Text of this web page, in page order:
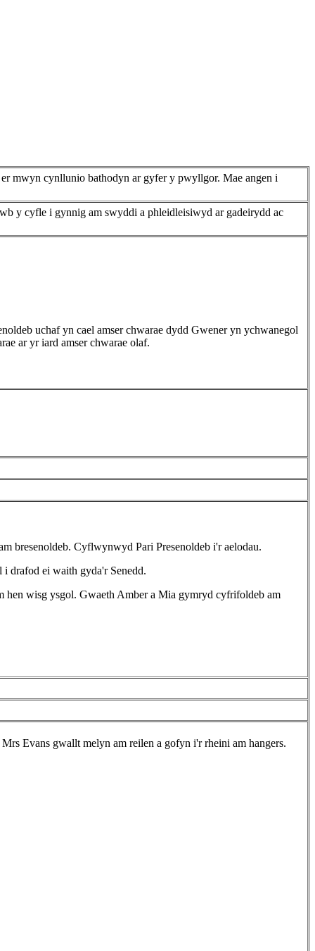
mwyn cynllunio bathodyn ar gyfer y pwyllgor. Mae angen i
y cyfle i gynnig am swyddi a phleidleisiwyd ar gadeirydd ac
uchaf yn cael amser chwarae dydd Gwener yn ychwanegol
ar yr iard amser chwarae olaf.
bresenoldeb. Cyflwynwyd Pari Presenoldeb i'r aelodau.
drafod ei waith gyda'r Senedd.
wisg ysgol. Gwaeth Amber a Mia gymryd cyfrifoldeb am
Evans gwallt melyn am reilen a gofyn i'r rheini am hangers.